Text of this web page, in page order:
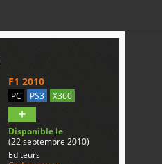
F1 2010
PC PS3 X360
Disponible le
(22 septembre 2010)
Editeurs